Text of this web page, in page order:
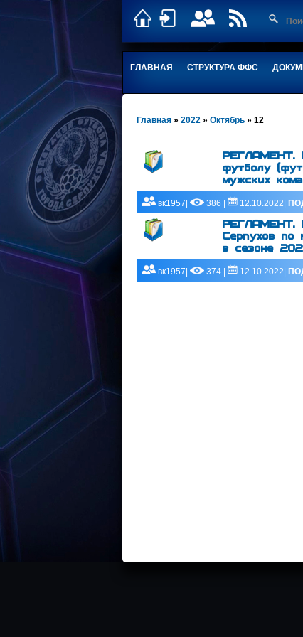
ГЛАВНАЯ СТРУКТУРА ФФС
Главная » 2022 » Октябрь » 12
РЕГЛАМЕНТ.
футболу
мужских
вк1957| 386 | 12.10.2022|
РЕГЛАМЕНТ.
Серпухов по
в сезоне
вк1957| 374 | 12.10.2022|